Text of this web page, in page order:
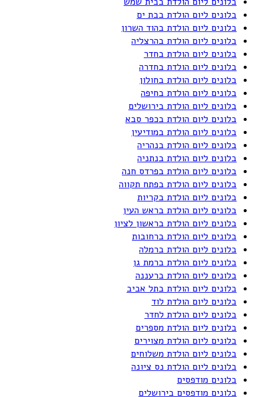
בלונים ליום הולדת בבת ים
בלונים ליום הולדת בהוד השרון
בלונים ליום הולדת בהרצליה
בלונים ליום הולדת בחדר
בלונים ליום הולדת בחדרה
בלונים ליום הולדת בחולון
בלונים ליום הולדת בחיפה
בלונים ליום הולדת בירושלים
בלונים ליום הולדת בכפר סבא
בלונים ליום הולדת במודיעין
בלונים ליום הולדת בנהריה
בלונים ליום הולדת בנתניה
בלונים ליום הולדת בפרדס חנה
בלונים ליום הולדת בפתח תקווה
בלונים ליום הולדת בקריות
בלונים ליום הולדת בראש העין
בלונים ליום הולדת בראשון לציון
בלונים ליום הולדת ברחובות
בלונים ליום הולדת ברמלה
בלונים ליום הולדת ברמת גן
בלונים ליום הולדת ברעננה
בלונים ליום הולדת בתל אביב
בלונים ליום הולדת לוד
בלונים ליום הולדת לחדר
בלונים ליום הולדת מספרים
בלונים ליום הולדת מצוירים
בלונים ליום הולדת משלוחים
בלונים ליום הולדת נס ציונה
בלונים מודפסים
בלונים מודפסים בירושלים